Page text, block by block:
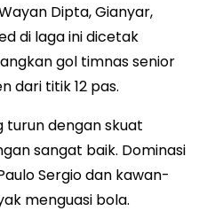
Dipta, Gianyar,
di laga ini dicetak
gol timnas senior
dari titik 12 pas.
turun dengan skuat
sangat baik. Dominasi
Sergio dan kawan-
menguasi bola.